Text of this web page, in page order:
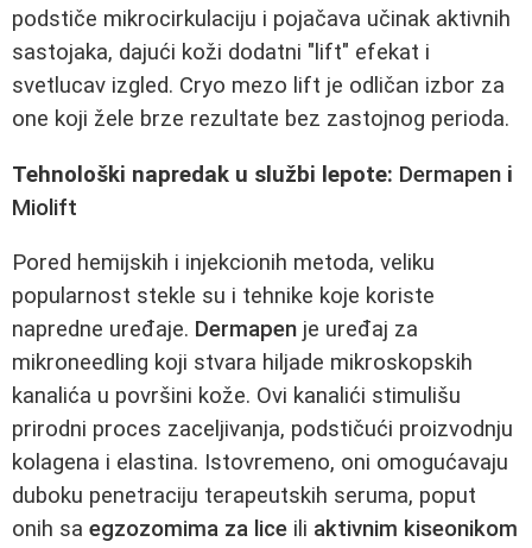
podstiče mikrocirkulaciju i pojačava učinak aktivnih
sastojaka, dajući koži dodatni "lift" efekat i
svetlucav izgled. Cryo mezo lift je odličan izbor za
one koji žele brze rezultate bez zastojnog perioda.
Tehnološki napredak u službi lepote: Dermapen i
Miolift
Pored hemijskih i injekcionih metoda, veliku
popularnost stekle su i tehnike koje koriste
napredne uređaje. Dermapen je uređaj za
mikroneedling koji stvara hiljade mikroskopskih
kanalića u površini kože. Ovi kanalići stimulišu
prirodni proces zaceljivanja, podstičući proizvodnju
kolagena i elastina. Istovremeno, oni omogućavaju
duboku penetraciju terapeutskih seruma, poput
onih sa egzozomima za lice ili aktivnim kiseonikom